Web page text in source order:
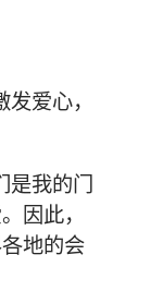
爱心，
是我的门
因此，
地的会